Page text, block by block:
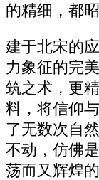
的精细，都
建于北宋的
力象征的完
筑之术，更
料，将信仰
了无数次自
不动，仿佛
荡而又辉煌